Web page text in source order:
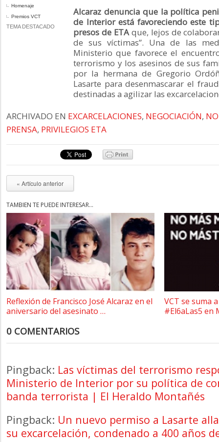
Homenaje
Premios VCT
TEMA DESTACADO
Alcaraz denuncia que la política
de Interior está favoreciendo este
presos de ETAque, lejos de
de sus víctimas”. Una de las
Ministerio que favorece el
terrorismo y los asesinos de sus
por la hermana de Gregorio
Lasarte para desenmascarar el
destinadas a agilizar las
ARCHIVADO EN EXCARCELACIONES, NEGOCIACIÓN,
PRENSA, PRIVILEGIOS ETA
« Artículo anterior
TAMBIÉN TE PUEDE INTERESAR...
Reflexión de Francisco José Alcaraz en el
aniversario del asesinato …
VCT se suma
#El6aLas5 en
0 COMENTARIOS
Pingback: Las víctimas del terrorismo
Ministerio de Interior por su política de
banda terrorista | El Heraldo Montañés
Pingback: Un nuevo permiso a Lasarte
su excarcelación, condenado a 400 años